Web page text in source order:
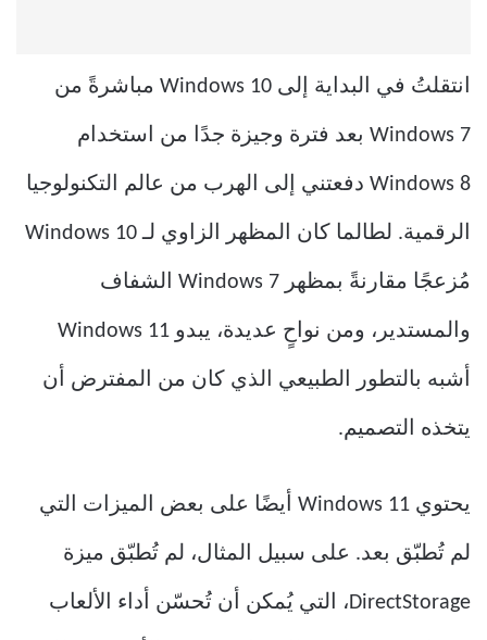
انتقلتُ في البداية إلى Windows 10 مباشرةً من
Windows 7 بعد فترة وجيزة جدًا من استخدام
Windows 8 دفعتني إلى الهرب من عالم التكنولوجيا
الرقمية. لطالما كان المظهر الزاوي لـ Windows 10
مُزعجًا مقارنةً بمظهر Windows 7 الشفاف
والمستدير، ومن نواحٍ عديدة، يبدو Windows 11
أشبه بالتطور الطبيعي الذي كان من المفترض أن
يتخذه التصميم.
يحتوي Windows 11 أيضًا على بعض الميزات التي
لم تُطبّق بعد. على سبيل المثال، لم تُطبّق ميزة
DirectStorage، التي يُمكن أن تُحسّن أداء الألعاب